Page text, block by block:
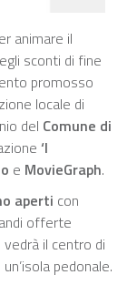
animare il
sconti di fine
promosso
locale di
del Comune di
‘I
e MovieGraph.
aperti con
offerte
il centro di
pedonale.